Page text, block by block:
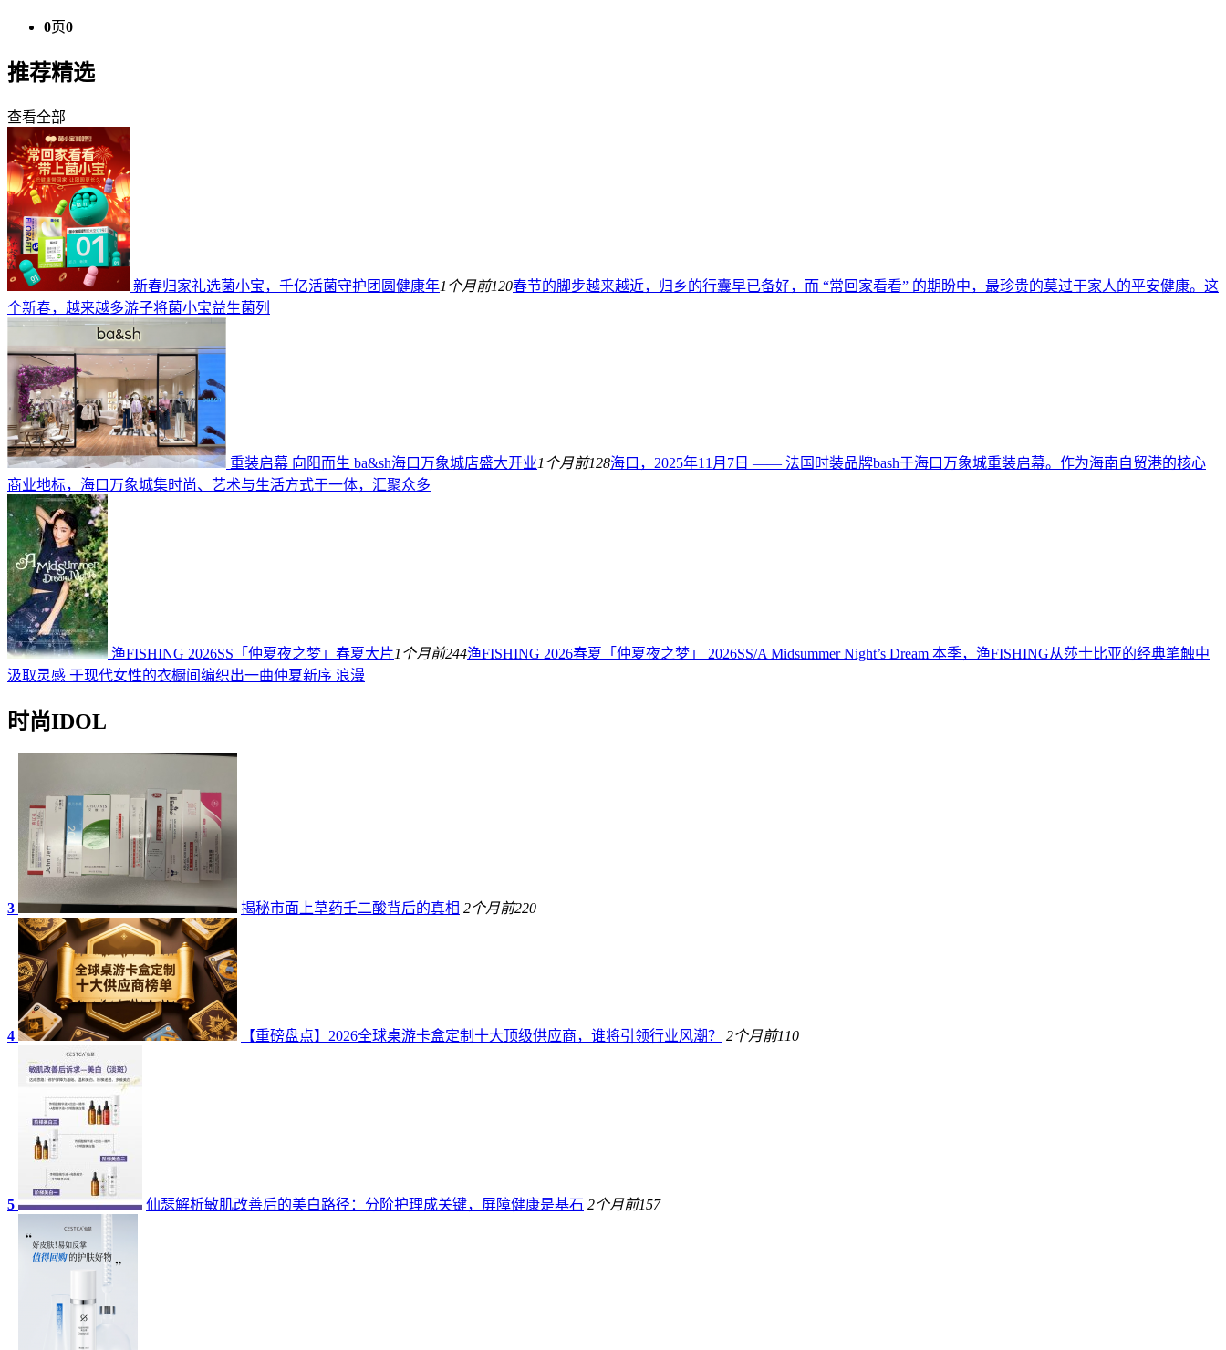
0页0
推荐精选
查看全部
新春归家礼选菌小宝，千亿活菌守护团圆健康年1个月前120春节的脚步越来越近，归乡的行囊早已备好，而 “常回家看看” 的期盼中，最珍贵的莫过于家人的平安健康。这
个新春，越来越多游子将菌小宝益生菌列
重装启幕 向阳而生 ba&sh海口万象城店盛大开业1个月前128海口，2025年11月7日 —— 法国时装品牌bash于海口万象城重装启幕。作为海南自贸港的核心
商业地标，海口万象城集时尚、艺术与生活方式于一体，汇聚众多
渔FISHING 2026SS「仲夏夜之梦」春夏大片1个月前244渔FISHING 2026春夏「仲夏夜之梦」 2026SS/A Midsummer Night’s Dream 本季，渔FISHING从莎士比亚的经典笔触中
汲取灵感 于现代女性的衣橱间编织出一曲仲夏新序 浪漫
时尚IDOL
3 揭秘市面上草药壬二酸背后的真相 2个月前220
4 【重磅盘点】2026全球桌游卡盒定制十大顶级供应商，谁将引领行业风潮？ 2个月前110
5 仙瑟解析敏肌改善后的美白路径：分阶护理成关键，屏障健康是基石 2个月前157